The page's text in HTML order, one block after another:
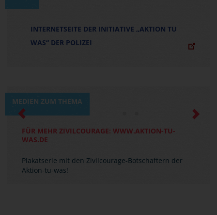
INTERNETSEITE DER INITIATIVE „AKTION TU
WAS“ DER POLIZEI
MEDIEN ZUM THEMA
FÜR MEHR ZIVILCOURAGE: WWW.AKTION-TU-
WAS.DE
Plakatserie mit den Zivilcourage-Botschaftern der
Aktion-tu-was!
Previous Next